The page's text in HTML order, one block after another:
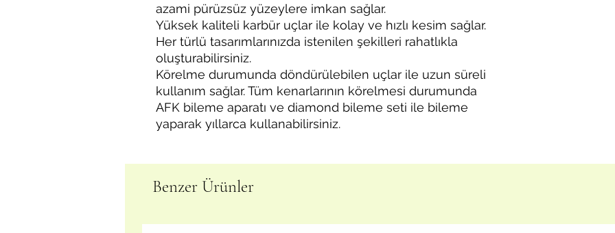
azami pürüzsüz yüzeylere imkan sağlar.
Yüksek kaliteli karbür uçlar ile kolay ve hızlı kesim sağlar.
Her türlü tasarımlarınızda istenilen şekilleri rahatlıkla
oluşturabilirsiniz.
Körelme durumunda döndürülebilen uçlar ile uzun süreli
kullanım sağlar. Tüm kenarlarının körelmesi durumunda
AFK bileme aparatı ve diamond bileme seti ile bileme
yaparak yıllarca kullanabilirsiniz.
Benzer Ürünler